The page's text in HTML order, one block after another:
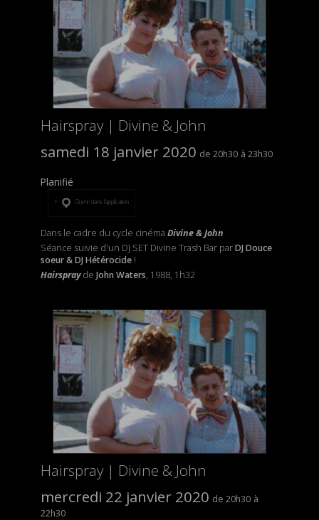
Hairspray | Divine & John
samedi 18 janvier 2020
20h30 23h30
Planifié
Ouvrir dans l’application
Dans le cadre du cycle cinéma Divine & John
Séance suivie d'un DJ SET Divine Trash Bar parDJ Douce
soeur & DJ Hétérocide!
Hairsprayde John Waters, 1988, 1h32
Hairspray | Divine & John
mercredi 22 janvier 2020
20h30
22h30